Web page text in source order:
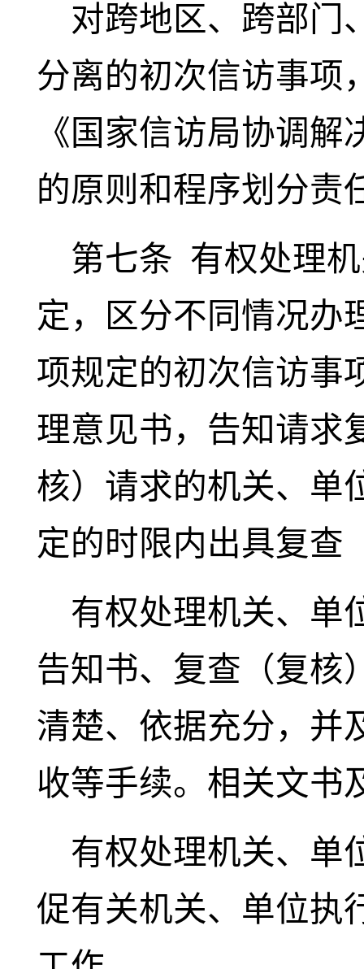
对跨地区、跨部门
分离的初次信访事项
《国家信访局协调
的原则和程序划分责
第七条 有权处理
定，区分不同情况办
项规定的初次信访事
理意见书，告知请求
核）请求的机关、单
定的时限内出具复查
有权处理机关、单
告知书、复查（复核
清楚、依据充分，并
收等手续。相关文书
有权处理机关、单
促有关机关、单位执